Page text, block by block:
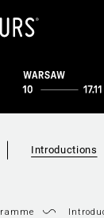
Introductions